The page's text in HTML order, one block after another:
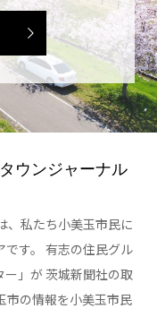
ウンジャーナル
、私たち小美玉市民に
です。 有志の住民グル
」が 茨城新聞社の取
市の情報を小美玉市民